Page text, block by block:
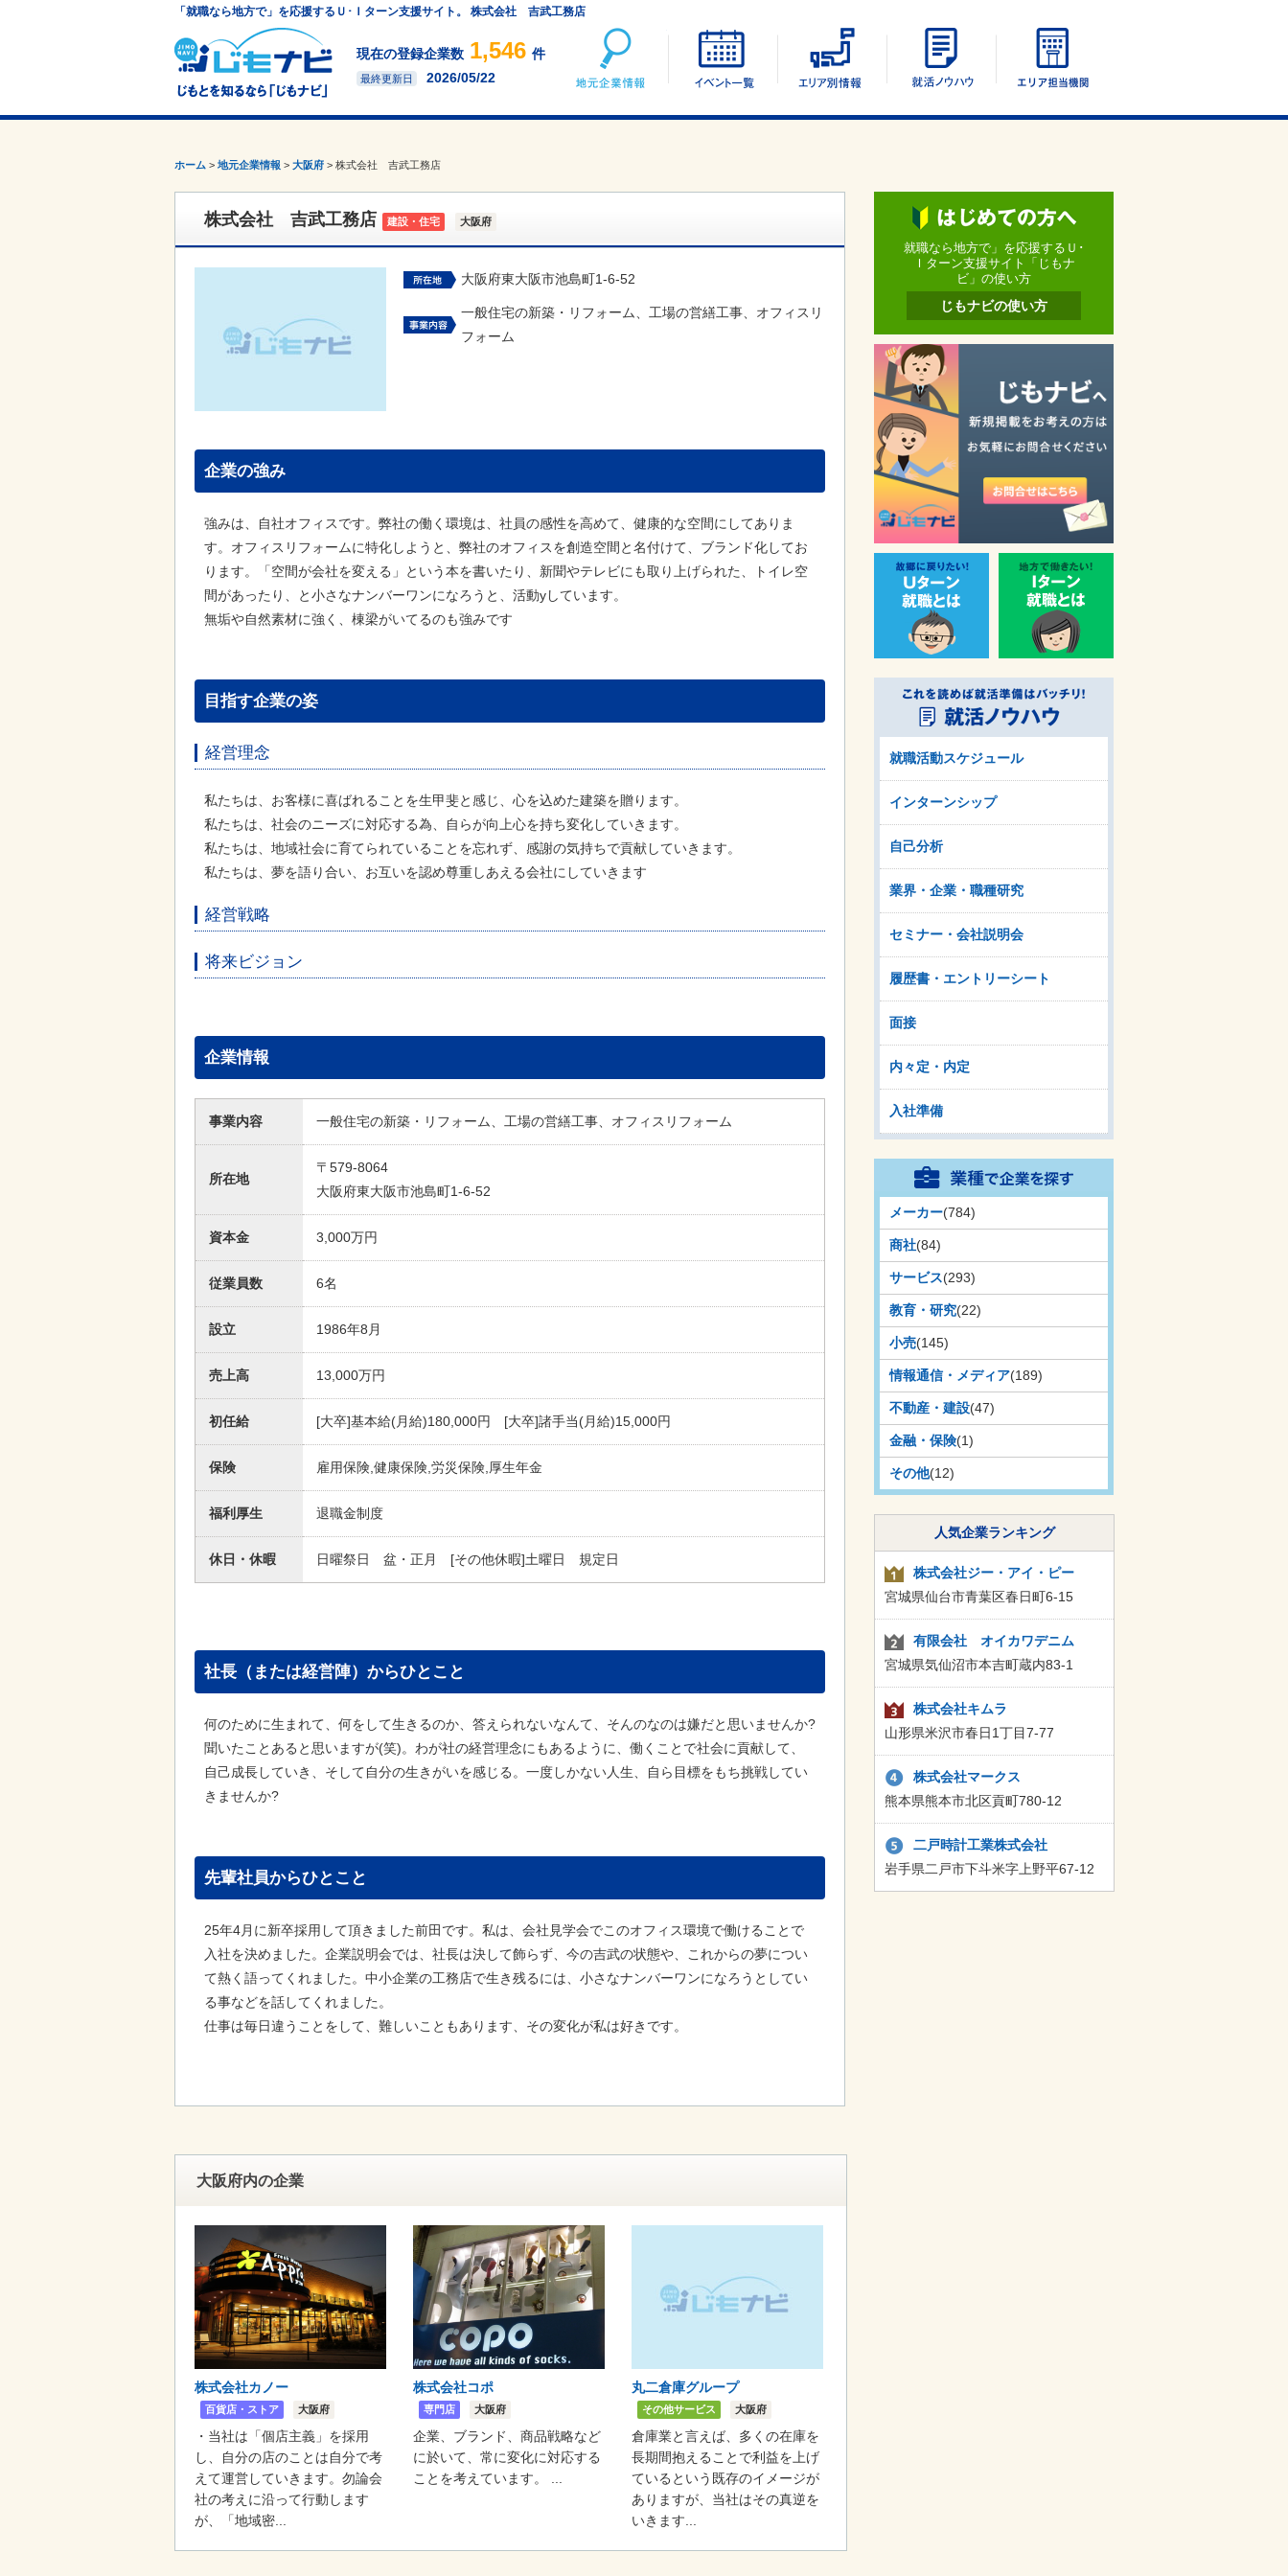
「就職なら地方で」を応援するＵ･Ｉターン支援サイト。 株式会社 吉武工務店
現在の登録企業数 1,546 件
最終更新日 2026/05/22
地元企業情報 イベント一覧 エリア別情報 UIターン就活ノウハウ
ホーム > 地元企業情報 > 大阪府 > 株式会社 吉武工務店
株式会社 吉武工務店 建設・住宅 大阪府
大阪府東大阪市池島町1-6-52
一般住宅の新築・リフォーム、工場の営繕工事、オフィスリ
フォーム
企業の強み
強みは、自社オフィスです。弊社の働く環境は、社員の感性を高めて、健康的な空間にしてありま
す。オフィスリフォームに特化しようと、弊社のオフィスを創造空間と名付けて、ブランド化してお
ります。「空間が会社を変える」という本を書いたり、新聞やテレビにも取り上げられた、トイレ空
間があったり、と小さなナンバーワンになろうと、活動yしています。
無垢や自然素材に強く、棟梁がいてるのも強みです
目指す企業の姿
経営理念
私たちは、お客様に喜ばれることを生甲斐と感じ、心を込めた建築を贈ります。
私たちは、社会のニーズに対応する為、自らが向上心を持ち変化していきます。
私たちは、地域社会に育てられていることを忘れず、感謝の気持ちで貢献していきます。
私たちは、夢を語り合い、お互いを認め尊重しあえる会社にしていきます
経営戦略
将来ビジョン
企業情報
事業内容 一般住宅の新築・リフォーム、工場の営繕工事、オフィスリフォーム
所在地
〒579-8064
大阪府東大阪市池島町1-6-52
資本金 3,000万円
従業員数 6名
設立 1986年8月
売上高 13,000万円
初任給 [大卒]基本給(月給)180,000円 [大卒]諸手当(月給)15,000円
保険 雇用保険,健康保険,労災保険,厚生年金
福利厚生 退職金制度
休日・休暇 日曜祭日 盆・正月 [その他休暇]土曜日 規定日
社長（または経営陣）からひとこと
何のために生まれて、何をして生きるのか、答えられないなんて、そんのなのは嫌だと思いませんか?
聞いたことあると思いますが(笑)。わが社の経営理念にもあるように、働くことで社会に貢献して、
自己成長していき、そして自分の生きがいを感じる。一度しかない人生、自ら目標をもち挑戦してい
きませんか?
先輩社員からひとこと
25年4月に新卒採用して頂きました前田です。私は、会社見学会でこのオフィス環境で働けることで
入社を決めました。企業説明会では、社長は決して飾らず、今の吉武の状態や、これからの夢につい
て熱く語ってくれました。中小企業の工務店で生き残るには、小さなナンバーワンになろうとしてい
る事などを話してくれました。
仕事は毎日違うことをして、難しいこともあります、その変化が私は好きです。
大阪府内の企業
株式会社カノー
百貨店・ストア 大阪府
・当社は「個店主義」を採用
し、自分の店のことは自分で考
えて運営していきます。勿論会
社の考えに沿って行動します
が、「地域密...
株式会社コポ
専門店 大阪府
企業、ブランド、商品戦略など
に於いて、常に変化に対応する
ことを考えています。 ...
丸二倉庫グループ
その他サービス 大阪府
倉庫業と言えば、多くの在庫を
長期間抱えることで利益を上げ
ているという既存のイメージが
ありますが、当社はその真逆を
いきます...
就職なら地方で」を応援するＵ･
Ｉターン支援サイト「じもナ
ビ」の使い方
じもナビの使い方
就職活動スケジュール
インターンシップ
自己分析
業界・企業・職種研究
セミナー・会社説明会
履歴書・エントリーシート
面接
内々定・内定
入社準備
メーカー(784)
商社(84)
サービス(293)
教育・研究(22)
小売(145)
情報通信・メディア(189)
不動産・建設(47)
金融・保険(1)
その他(12)
人気企業ランキング
株式会社ジー・アイ・ピー
宮城県仙台市青葉区春日町6-15
有限会社 オイカワデニム
宮城県気仙沼市本吉町蔵内83-1
株式会社キムラ
山形県米沢市春日1丁目7-77
株式会社マークス
熊本県熊本市北区貢町780-12
二戸時計工業株式会社
岩手県二戸市下斗米字上野平67-12